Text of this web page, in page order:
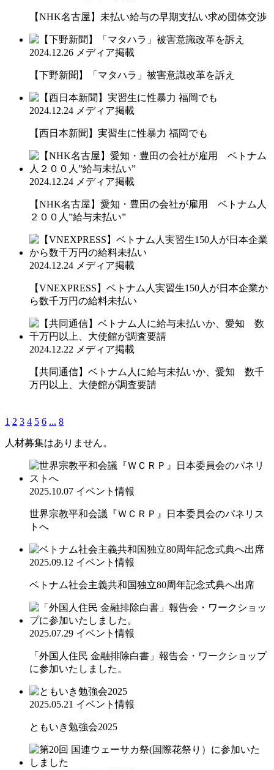
【NHK名古屋】未払い給与の早期支払い求め団体交渉
2024.12.26 メディア掲載
【下野新聞】「マタハラ」被害意識改革を訴え
2024.12.24 メディア掲載
【西日本新聞】実習生に性暴力 福岡でも
2024.12.24 メディア掲載
【NHK名古屋】愛知・豊田の会社が雇用 ベトナム人
２００人”給与未払い”
2024.12.24 メディア掲載
【VNEXPRESS】ベトナム人実習生150人が日本企業か
ら数千万円の給料未払い
2024.12.22 メディア掲載
【共同通信】ベトナム人に給与未払いか、愛知 数千
万円以上、大使館が調査要請
1 2 3 4 5 6 ... 8
人材募集はありません。
2025.10.07 イベント情報
世界宗教平和会議『ＷＣＲＰ』日本委員会のパネリス
トへ
2025.09.12 イベント情報
ベトナム社会主義共和国独立80周年記念式典へ出席
2025.07.29 イベント情報
「外国人住民 金融排除白書」報告会・ワークショップ
に参加いたしました。
2025.05.21 イベント情報
ともいき勉強会2025